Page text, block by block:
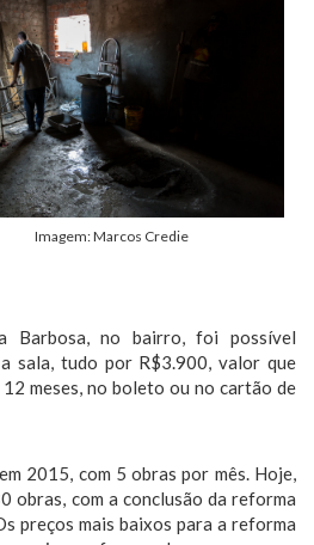
Imagem: Marcos Credie
Barbosa, no bairro, foi possível
sala, tudo por R$3.900, valor que
meses, no boleto ou no cartão de
2015, com 5 obras por mês. Hoje,
obras, com a conclusão da reforma
preços mais baixos para a reforma